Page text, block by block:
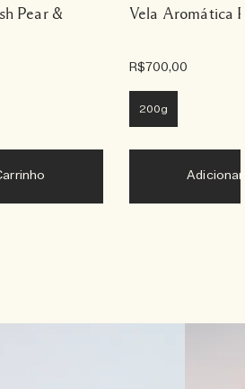
Pear &
Vela Aromática
R$700,00
200g